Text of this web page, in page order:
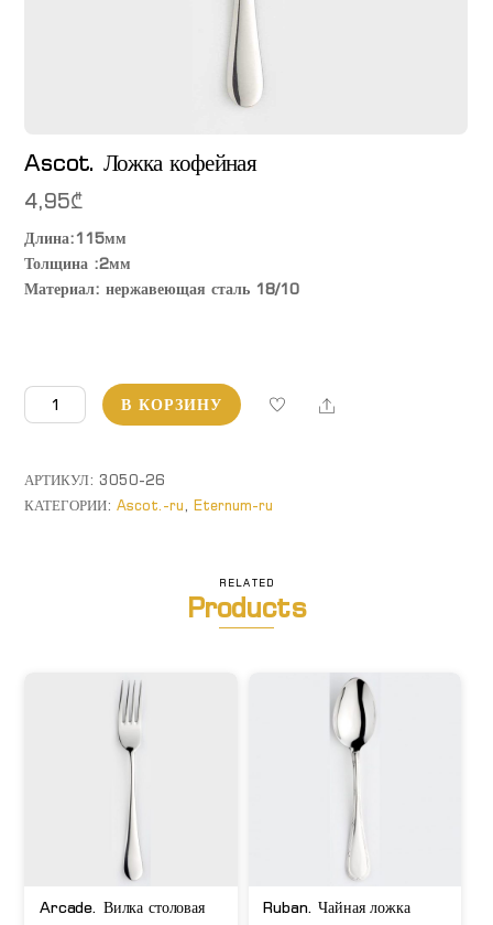
Ascot. Ложка кофейная
4,95₾
Длина:115мм
Толщина :2мм
Материал: нержавеющая сталь 18/10
Количество
товара
Ложка
кофейная
В КОРЗИНУ Share
АРТИКУЛ:3050-26
КАТЕГОРИИ:Ascot.-ru,Eternum-ru
RELATED
Products
Arcade. Вилка столовая Ruban. Чайная ложка